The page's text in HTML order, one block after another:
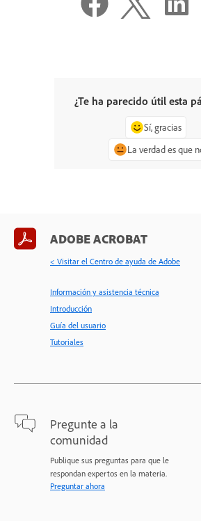
¿Te ha parecido útil esta
Sí, gracias
La verdad es que
ADOBE ACROBAT
< Visitar el Centro de ayuda de Adobe
Información y asistencia técnica
Introducción
Guía del usuario
Tutoriales
Pregunte a la
comunidad
Publique sus preguntas para que le
respondan expertos en la materia.
Preguntar ahora